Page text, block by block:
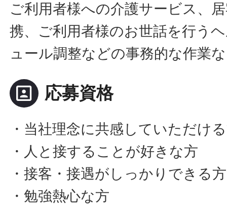
ご利用者様への介護サービス、
携、ご利用者様のお世話を行う
ュール調整などの事務的な作業
portrait 応募資格
・当社理念に共感していただけ
・人と接することが好きな方
・接客・接遇がしっかりできる方
・勉強熱心な方